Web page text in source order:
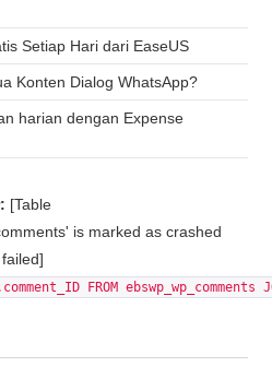
Setiap Hari dari EaseUS
Konten Dialog WhatsApp?
harian dengan Expense
[Table
is marked as crashed
FROM